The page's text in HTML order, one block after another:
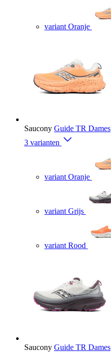
variant Oranje
Saucony Guide TR Dames
3 varianten
variant Oranje
variant Grijs
variant Rood
Saucony Guide TR Dames